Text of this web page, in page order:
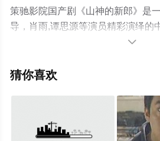
策驰影院国产剧《山神的新郎》是
导，肖雨,谭思源等演员精彩演绎的
局剧情已揭晓（1-1全集），手机免
瓣电视剧、电视猫或剧情网等平台了

猜你喜欢